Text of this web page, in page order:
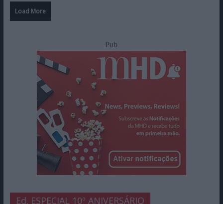
Load More
Pub
Ed. ESPECIAL 10º ANIVERSÁRIO